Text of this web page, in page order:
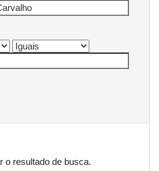
o resultado de busca.